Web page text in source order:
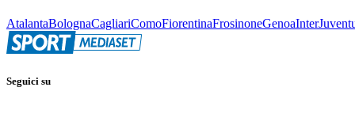
AtalantaBolognaCagliariComoFiorentinaFrosinoneGenoaInter
Seguici su